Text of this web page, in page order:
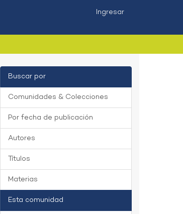
Ingresar
Buscar por
Comunidades & Colecciones
Por fecha de publicación
Autores
Títulos
Materias
Esta comunidad